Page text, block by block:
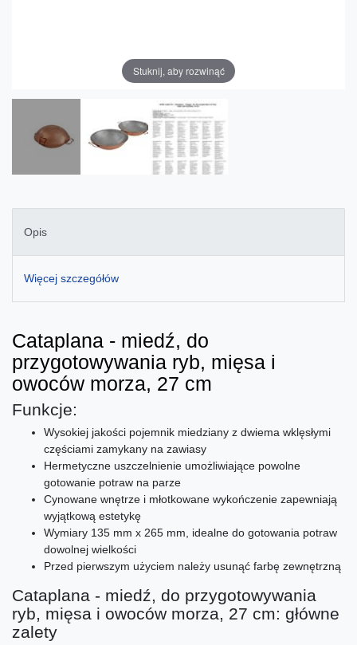
Stuknij, aby rozwinąć
Opis
Więcej szczegółów
Cataplana - miedź, do
przygotowywania ryb, mięsa i
owoców morza, 27 cm
Funkcje:
Wysokiej jakości pojemnik miedziany z dwiema wklęsłymi
częściami zamykany na zawiasy
Hermetyczne uszczelnienie umożliwiające powolne
gotowanie potraw na parze
Cynowane wnętrze i młotkowane wykończenie zapewniają
wyjątkową estetykę
Wymiary 135 mm x 265 mm, idealne do gotowania potraw
dowolnej wielkości
Przed pierwszym użyciem należy usunąć farbę zewnętrzną
Cataplana - miedź, do przygotowywania
ryb, mięsa i owoców morza, 27 cm: główne
zalety